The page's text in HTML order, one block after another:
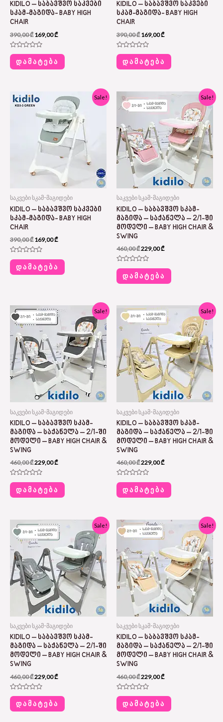
KIDILO – ᲡᲐᲑᲐᲕᲨᲕᲝ ᲡᲐᲙᲕᲔᲑᲘ
ᲡᲙᲐᲛ-ᲛᲐᲒᲘᲓᲐ- BABY HIGH
CHAIR
390,00₾ 169,00₾
Rated
out
of
ᲓᲐᲛᲐᲢᲔᲑᲐ
KIDILO – ᲡᲐᲑᲐᲕᲨᲕᲝ ᲡᲐᲙᲕᲔᲑᲘ
ᲡᲙᲐᲛ-ᲛᲐᲒᲘᲓᲐ- BABY HIGH
CHAIR
390,00₾ 169,00₾
Rated
out
of
ᲓᲐᲛᲐᲢᲔᲑᲐ
Sale!
საკვები სკამ-მაგიდები
KIDILO – ᲡᲐᲑᲐᲕᲨᲕᲝ ᲡᲐᲙᲕᲔᲑᲘ
ᲡᲙᲐᲛ-ᲛᲐᲒᲘᲓᲐ- BABY HIGH
CHAIR
390,00₾
price
390,00 ₾.
169,00₾
Current
price
is:
169,00 ₾.
Rated
0
out
of
ᲓᲐᲛᲐᲢᲔᲑᲐ
Sale!
საკვები სკამ-მაგიდები
KIDILO – ᲡᲐᲑᲐᲕᲨᲕᲝ ᲡᲙᲐᲛ-
ᲛᲐᲒᲘᲓᲐ – ᲡᲐᲥᲐᲜᲔᲚᲐ – 2/1-ᲨᲘ
ᲛᲝᲓᲔᲚᲘ – BABY HIGH CHAIR &
SWING
460,00₾
price
was:
229,00₾
Current
price
is:
229,00 ₾.
Rated
0
out
of
ᲓᲐᲛᲐᲢᲔᲑᲐ
Sale!
საკვები სკამ-მაგიდები
KIDILO – ᲡᲐᲑᲐᲕᲨᲕᲝ ᲡᲙᲐᲛ-
ᲛᲐᲒᲘᲓᲐ – ᲡᲐᲥᲐᲜᲔᲚᲐ – 2/1-ᲨᲘ
ᲛᲝᲓᲔᲚᲘ – BABY HIGH CHAIR &
SWING
460,00₾
Original
price
was:
460,00 ₾.
229,00₾
Current
price
is:
229,00 ₾.
Rated
out
of
ᲓᲐᲛᲐᲢᲔᲑᲐ
Sale!
საკვები სკამ-მაგიდები
KIDILO – ᲡᲐᲑᲐᲕᲨᲕᲝ ᲡᲙᲐᲛ-
ᲛᲐᲒᲘᲓᲐ – ᲡᲐᲥᲐᲜᲔᲚᲐ – 2/1-ᲨᲘ
ᲛᲝᲓᲔᲚᲘ – BABY HIGH CHAIR &
SWING
460,00₾
Original
price
was:
460,00 ₾.
229,00₾
Current
price
is:
229,00 ₾.
Rated
out
of
ᲓᲐᲛᲐᲢᲔᲑᲐ
Sale!
საკვები სკამ-მაგიდები
KIDILO – ᲡᲐᲑᲐᲕᲨᲕᲝ ᲡᲙᲐᲛ-
ᲛᲐᲒᲘᲓᲐ – ᲡᲐᲥᲐᲜᲔᲚᲐ – 2/1-ᲨᲘ
ᲛᲝᲓᲔᲚᲘ – BABY HIGH CHAIR &
SWING
460,00₾
Original
price
was:
460,00 ₾.
229,00₾
Current
price
is:
229,00 ₾.
Rated
out
of
ᲓᲐᲛᲐᲢᲔᲑᲐ
Sale!
საკვები სკამ-მაგიდები
KIDILO – ᲡᲐᲑᲐᲕᲨᲕᲝ ᲡᲙᲐᲛ-
ᲛᲐᲒᲘᲓᲐ – ᲡᲐᲥᲐᲜᲔᲚᲐ – 2/1-ᲨᲘ
ᲛᲝᲓᲔᲚᲘ – BABY HIGH CHAIR &
SWING
460,00₾
Original
price
was:
229,00₾
Current
price
is:
229,00 ₾.
Rated
out
of
ᲓᲐᲛᲐᲢᲔᲑᲐ